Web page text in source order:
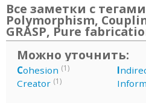
Все заметки с
Polymorphism,
GRASP, Pure
Можно уточнить:
Cohesion (1)
Creator (1)
I